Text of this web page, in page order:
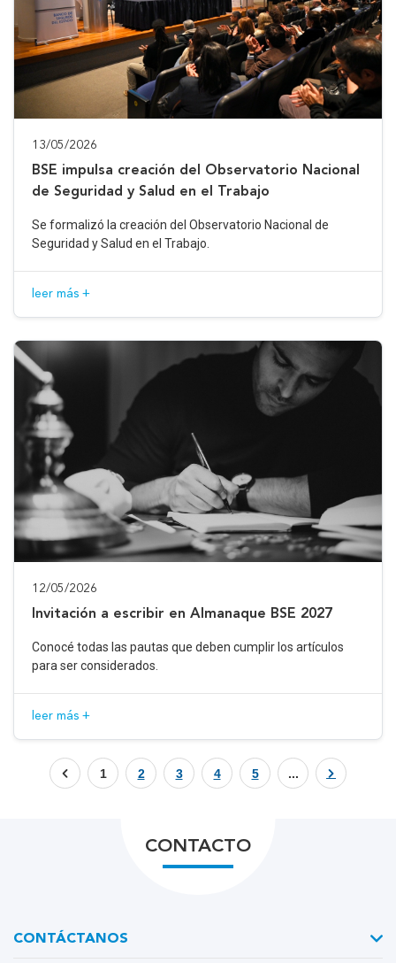
13/05/2026
BSE impulsa creación del Observatorio Nacional
de Seguridad y Salud en el Trabajo
Se formalizó la creación del Observatorio Nacional de
Seguridad y Salud en el Trabajo.
leer más +
12/05/2026
Invitación a escribir en Almanaque BSE 2027
Conocé todas las pautas que deben cumplir los artículos
para ser considerados.
leer más +
1 2 3 4 5 ...
CONTACTO
CONTÁCTANOS